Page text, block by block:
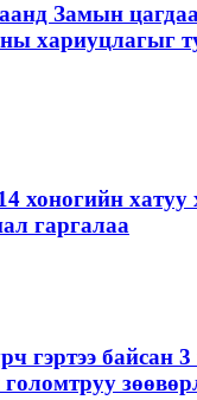
Замын
хариуцлагыг
хоногийн хатуу
гаргалаа
гэртээ байсан